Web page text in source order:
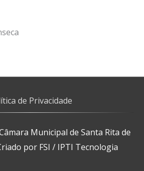
de Privacidade
Municipal de Santa Rita de
por FSI / IPTI Tecnologia